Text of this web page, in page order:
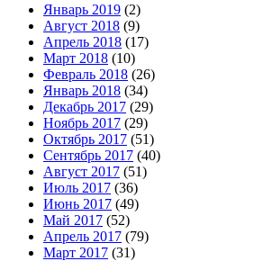
Январь 2019 (2)
Август 2018 (9)
Апрель 2018 (17)
Март 2018 (10)
Февраль 2018 (26)
Январь 2018 (34)
Декабрь 2017 (29)
Ноябрь 2017 (29)
Октябрь 2017 (51)
Сентябрь 2017 (40)
Август 2017 (51)
Июль 2017 (36)
Июнь 2017 (49)
Май 2017 (52)
Апрель 2017 (79)
Март 2017 (31)